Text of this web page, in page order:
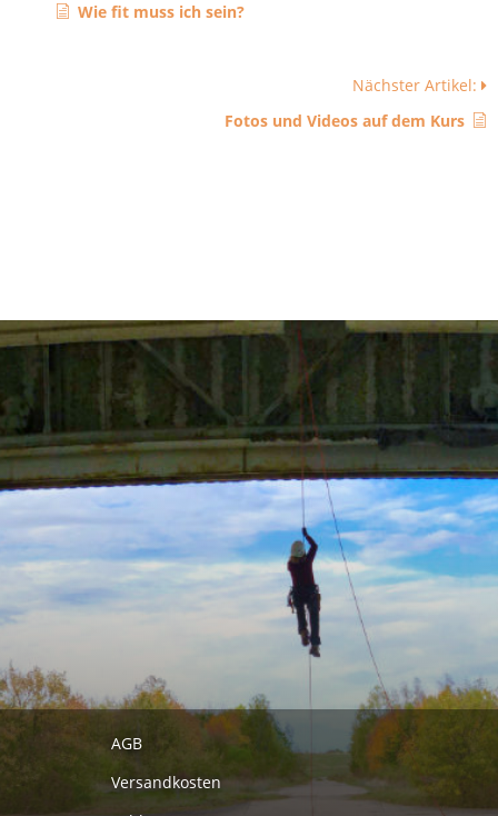
Wie fit muss ich sein?
Nächster Artikel:
Fotos und Videos auf dem Kurs
AGB
Versandkosten